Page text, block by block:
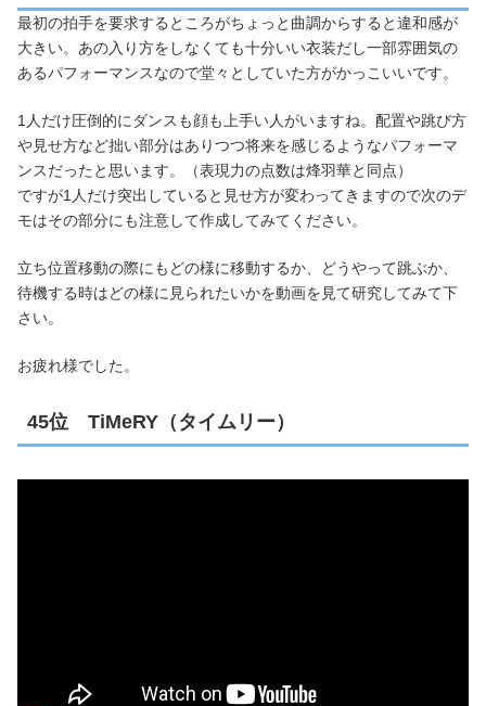
最初の拍手を要求するところがちょっと曲調からすると違和感が
大きい。あの入り方をしなくても十分いい衣装だし一部雰囲気の
あるパフォーマンスなので堂々としていた方がかっこいいです。
1人だけ圧倒的にダンスも顔も上手い人がいますね。配置や跳び方
や見せ方など拙い部分はありつつ将来を感じるようなパフォーマ
ンスだったと思います。（表現力の点数は烽羽華と同点）
ですが1人だけ突出していると見せ方が変わってきますので次のデ
モはその部分にも注意して作成してみてください。
立ち位置移動の際にもどの様に移動するか、どうやって跳ぶか、
待機する時はどの様に見られたいかを動画を見て研究してみて下
さい。
お疲れ様でした。
45位 TiMeRY（タイムリー）